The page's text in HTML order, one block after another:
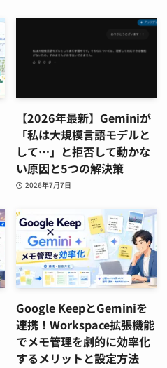
【2026年最新】Geminiが
「私は大規模言語モデルと
して…」と拒否して動かな
い原因と5つの解決策
2026年7月7日
Google KeepとGeminiを
連携！Workspace拡張機能
でメモ管理を劇的に効率化
するメリットと設定方法